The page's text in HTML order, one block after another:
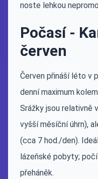
noste lehkou
Počasí -
červen
Červen přináší léto v
denní maximum
Srážky jsou relativně
vyšší měsíční úhrn),
(cca 7 hod./den).
lázeňské pobyty;
přeháněk.